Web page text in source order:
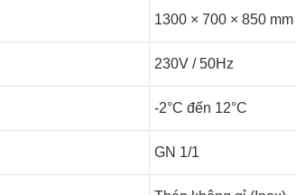
1300 × 700 × 850 mm
230V / 50Hz
-2°C đến 12°C
GN 1/1